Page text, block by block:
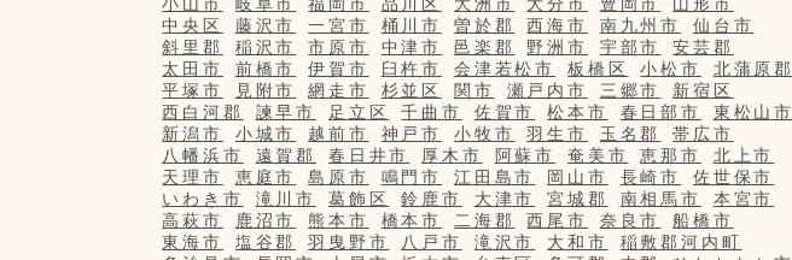
中央区
藤沢市 一宮市 桶川市 曽於郡 西海市 南九州市
仙台市
斜里郡
稲沢市 市原市 中津市 邑楽郡 野洲市 宇部市
安芸郡
太田市
前橋市 伊賀市 臼杵市 会津若松市 板橋区 小松市
北蒲原郡
平塚市
見附市 網走市 杉並区 関市 瀬戸内市 三郷市
新宿区
西白河郡
諫早市 足立区 千曲市 佐賀市 松本市 春日部市
東松山市
新潟市
小城市 越前市 神戸市 小牧市 羽生市 玉名郡
帯広市
八幡浜市
遠賀郡 春日井市 厚木市 阿蘇市 奄美市 恵那市
北上市
天理市
恵庭市 島原市 鳴門市 江田島市 岡山市 長崎市
佐世保市
いわき市
滝川市 葛飾区 鈴鹿市 大津市 宮城郡 南相馬市
本宮市
高萩市
鹿沼市 熊本市 橋本市 二海郡 西尾市 奈良市
船橋市
東海市
塩谷郡 羽曳野市 八戸市 滝沢市 大和市
稲敷郡河内町